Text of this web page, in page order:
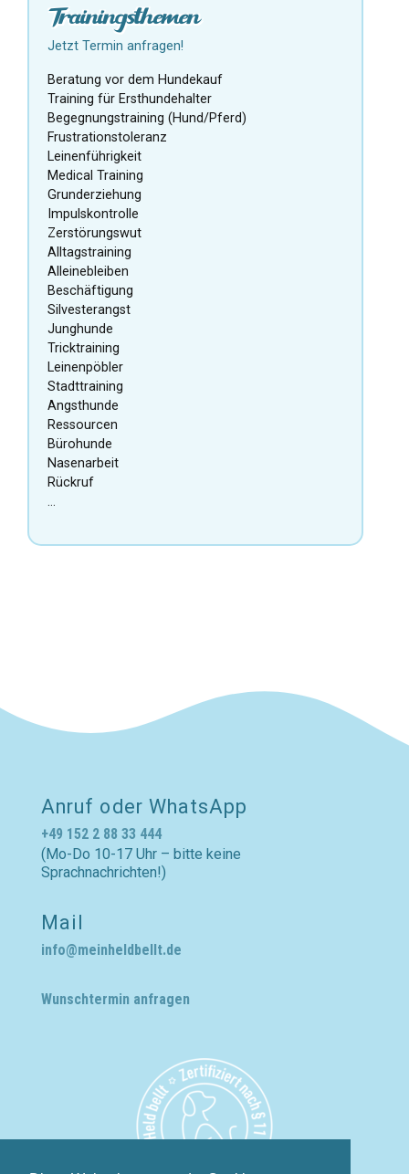
Trainingsthemen
Jetzt Termin anfragen!
Beratung vor dem Hundekauf
Training für Ersthundehalter
Begegnungstraining (Hund/Pferd)
Frustrationstoleranz
Leinenführigkeit
Medical Training
Grunderziehung
Impulskontrolle
Zerstörungswut
Alltagstraining
Alleinebleiben
Beschäftigung
Silvesterangst
Junghunde
Tricktraining
Leinenpöbler
Stadttraining
Angsthunde
Ressourcen
Bürohunde
Nasenarbeit
Rückruf
…
Anruf oder WhatsApp
+49 152 2 88 33 444
(Mo-Do 10-17 Uhr – bitte keine
Sprachnachrichten!)
Mail
info@meinheldbellt.de
Wunschtermin anfragen